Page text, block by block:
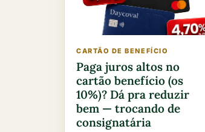
CARTÃO DE BENEFÍCIO
Paga juros altos no
cartão benefício (os
10%)? Dá pra reduzir
bem — trocando de
consignatária